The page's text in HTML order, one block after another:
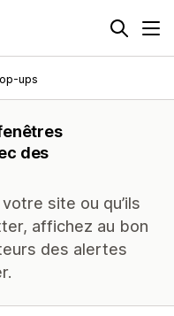
ups
des
site ou qu’ils
affichez au bon
des alertes